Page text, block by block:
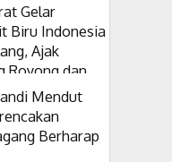
Gelar
Biru Indonesia
Ajak
Royong dan
Mendut
Berharap